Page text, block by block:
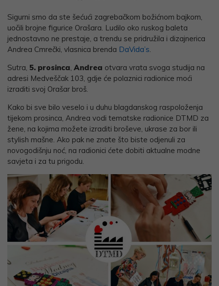
Link
Sigurni smo da ste šećući zagrebačkom božićnom bajkom,
uočili brojne figurice Orašara. Ludilo oko ruskog baleta
jednostavno ne prestaje, a trendu se pridružila i dizajnerica
Andrea Cmrečki, vlasnica brenda DaVida’s.
Sutra, 5. prosinca, Andrea otvara vrata svoga studija na
adresi Medveščak 103, gdje će polaznici radionice moći
izraditi svoj Orašar broš.
Kako bi sve bilo veselo i u duhu blagdanskog raspoloženja
tijekom prosinca, Andrea vodi tematske radionice DTMD za
žene, na kojima možete izraditi broševe, ukrase za bor ili
stylish mašne. Ako pak ne znate što biste odjenuli za
novogodišnju noć, na radionici ćete dobiti aktualne modne
savjeta i za tu prigodu.